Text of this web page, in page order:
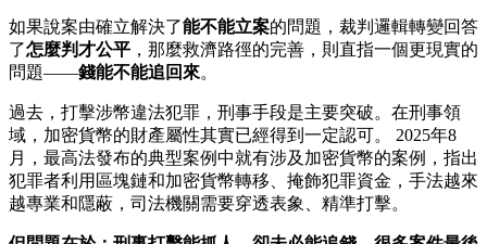
如果說案由確立解決了能不能立案的問題，裁判邏輯轉變回答
了怎麼判才公平 ，那麼救濟路徑的完善，則直指一個更現實的
問題——錢能不能追回來。
過去，打擊涉幣違法犯罪，刑事手段是主要突破。在刑事領
域，加密貨幣的財產屬性其實已經得到一定認可。 2025年8
月，最高法發布的典型案例中就有涉及加密貨幣的案例，指出
犯罪者利用區塊鏈和加密貨幣轉移、掩飾犯罪資金，手法越來
越專業和隱蔽，司法機關需要穿透表象、精準打擊。